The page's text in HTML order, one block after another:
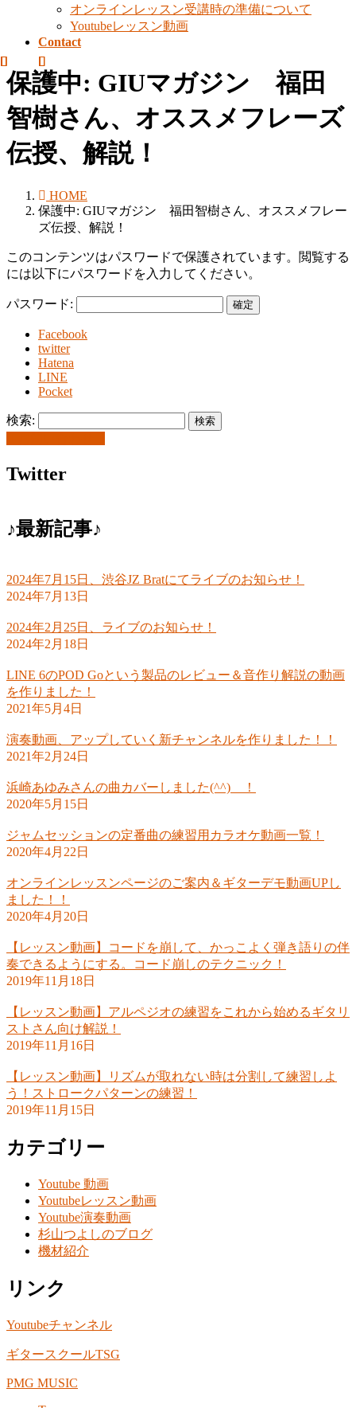
オンラインレッスン受講時の準備について
Youtubeレッスン動画
Contact
保護中: GIUマガジン 福田
智樹さん、オススメフレーズ
伝授、解説！
HOME
保護中: GIUマガジン 福田智樹さん、オススメフレー
ズ伝授、解説！
このコンテンツはパスワードで保護されています。閲覧する
には以下にパスワードを入力してください。
パスワード:
Facebook
twitter
Hatena
LINE
Pocket
検索:
Twitter
♪最新記事♪
2024年7月15日、渋谷JZ Bratにてライブのお知らせ！
2024年7月13日
2024年2月25日、ライブのお知らせ！
2024年2月18日
LINE 6のPOD Goという製品のレビュー＆音作り解説の動画
を作りました！
2021年5月4日
演奏動画、アップしていく新チャンネルを作りました！！
2021年2月24日
浜崎あゆみさんの曲カバーしました(^^) ！
2020年5月15日
ジャムセッションの定番曲の練習用カラオケ動画一覧！
2020年4月22日
オンラインレッスンページのご案内＆ギターデモ動画UPし
ました！！
2020年4月20日
【レッスン動画】コードを崩して、かっこよく弾き語りの伴
奏できるようにする。コード崩しのテクニック！
2019年11月18日
【レッスン動画】アルペジオの練習をこれから始めるギタリ
ストさん向け解説！
2019年11月16日
【レッスン動画】リズムが取れない時は分割して練習しよ
う！ストロークパターンの練習！
2019年11月15日
カテゴリー
Youtube 動画
Youtubeレッスン動画
Youtube演奏動画
杉山つよしのブログ
機材紹介
リンク
Youtubeチャンネル
ギタースクールTSG
PMG MUSIC